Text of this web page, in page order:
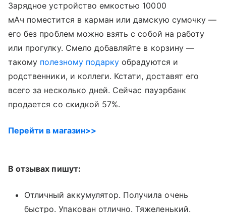
Зарядное устройство емкостью 10000
мАч поместится в карман или дамскую сумочку —
его без проблем можно взять с собой на работу
или прогулку. Смело добавляйте в корзину —
такому полезному подарку обрадуются и
родственники, и коллеги. Кстати, доставят его
всего за несколько дней. Сейчас пауэрбанк
продается со скидкой 57%.
Перейти в магазин>>
В отзывах пишут:
Отличный аккумулятор. Получила очень
быстро. Упакован отлично. Тяжеленький.